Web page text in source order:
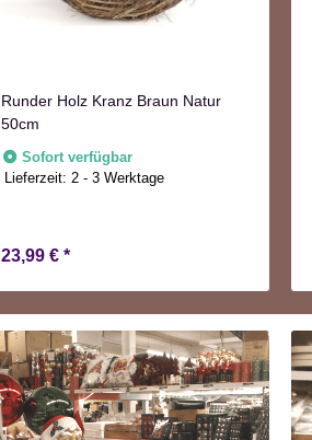
Runder Holz Kranz Braun Natur
50cm
Sofort verfügbar
Lieferzeit: 2 - 3 Werktage
23,99 € *